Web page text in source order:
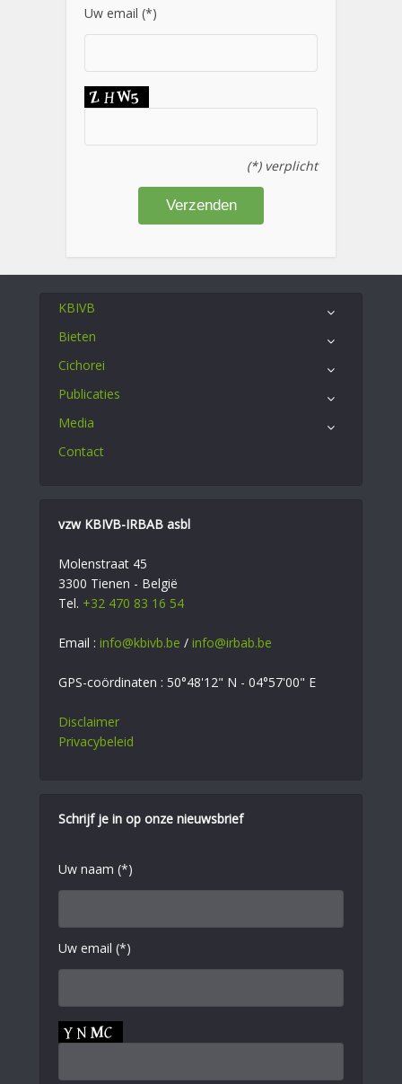
Uw email (*)
(*) verplicht
KBIVB
Bieten
Cichorei
Publicaties
Media
Contact
vzw KBIVB-IRBAB asbl
Molenstraat 45
3300 Tienen - België
Tel. +32 470 83 16 54
Email : info@kbivb.be / info@irbab.be
GPS-coördinaten : 50°48'12" N - 04°57'00" E
Disclaimer
Privacybeleid
Schrijf je in op onze nieuwsbrief
Uw naam (*)
Uw email (*)